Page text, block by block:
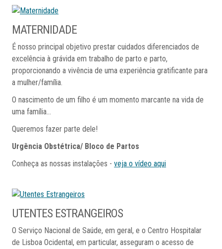
MATERNIDADE
É nosso principal objetivo prestar cuidados diferenciados de
excelência à grávida em trabalho de parto e parto,
proporcionando a vivência de uma experiência gratificante para
a mulher/família.
O nascimento de um filho é um momento marcante na vida de
uma família...
Queremos fazer parte dele!
Urgência Obstétrica/ Bloco de Partos
Conheça as nossas instalações -veja o vídeo aqui
UTENTES ESTRANGEIROS
O Serviço Nacional de Saúde, em geral, e o Centro Hospitalar
de Lisboa Ocidental, em particular, asseguram o acesso de